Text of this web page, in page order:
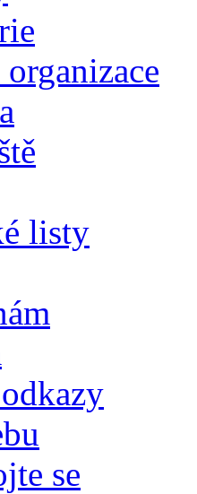
listy
se